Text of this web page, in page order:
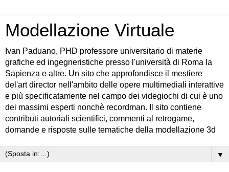
Modellazione Virtuale
Ivan Paduano, PHD professore universitario di materie
grafiche ed ingegneristiche presso l'università di Roma la
Sapienza e altre. Un sito che approfondisce il mestiere
del'art director nell'ambito delle opere multimediali interattive
e più specificatamente nel campo dei videgiochi di cui è uno
dei massimi esperti nonchè recordman. Il sito contiene
contributi autoriali scientifici, commenti al retrogame,
domande e risposte sulle tematiche della modellazione 3d
▼